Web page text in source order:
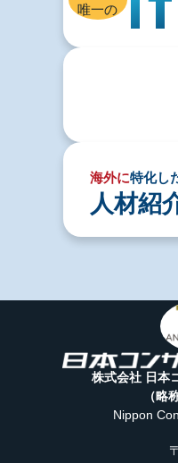
唯一の
海外に特化し
人材紹
株式会社 日本
（略
Nippon